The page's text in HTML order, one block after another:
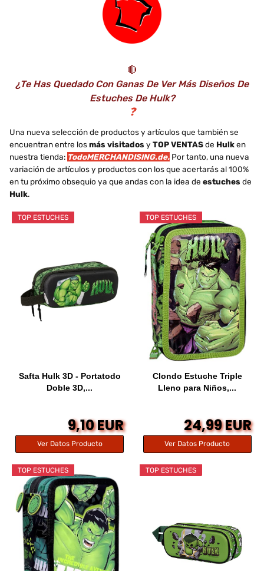
🔴
¿Te Has Quedado Con Ganas De Ver Más Diseños De
Estuches De Hulk?
❓
Una nueva selección de productos y artículos que también se
encuentran entre losmás visitados y TOP VENTASde Hulken
nuestra tienda: TodoMERCHANDISING.de. Por tanto, una nueva
variación de artículos y productos con los que acertarás al 100%
en tu próximo obsequio ya que andas con la idea de estuches de
Hulk.
TOP ESTUCHES
Safta Hulk 3D - Portatodo
Doble 3D,...
9,10 EUR
Ver Datos Producto
TOP ESTUCHES
Clondo Estuche Triple
Lleno para Niños,...
24,99 EUR
Ver Datos Producto
TOP ESTUCHES TOP ESTUCHES